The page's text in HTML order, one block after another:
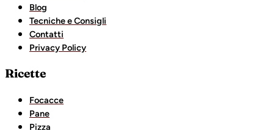
Blog
Tecniche e Consigli
Contatti
Privacy Policy
Ricette
Focacce
Pane
Pizza